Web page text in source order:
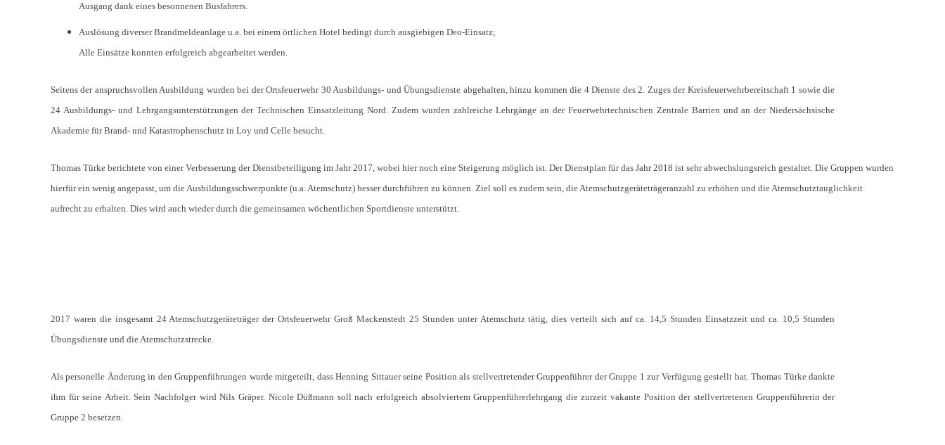
Ausgang dank eines besonnenen Busfahrers.
Auslösung diverser Brandmeldeanlage u.a. bei einem örtlichen Hotel bedingt durch ausgiebigen Deo-Einsatz;
Alle Einsätze konnten erfolgreich abgearbeitet werden.
Seitens der anspruchsvollen Ausbildung wurden bei der Ortsfeuerwehr 30 Ausbildungs- und Übungsdienste abgehalten, hinzu kommen die 4 Dienste des 2. Zuges der Kreisfeuerwehrbereitschaft 1 sowie die
24 Ausbildungs- und Lehrgangsunterstützungen der Technischen Einsatzleitung Nord. Zudem wurden zahlreiche Lehrgänge an der Feuerwehrtechnischen Zentrale Barrien und an der Niedersächsische
Akademie für Brand- und Katastrophenschutz in Loy und Celle besucht.
Thomas Türke berichtete von einer Verbesserung der Dienstbeteiligung im Jahr 2017, wobei hier noch eine Steigerung möglich ist. Der Dienstplan für das Jahr 2018 ist sehr abwechslungsreich gestaltet. Die Gruppen wurden
hierfür ein wenig angepasst, um die Ausbildungsschwerpunkte (u.a. Atemschutz) besser durchführen zu können. Ziel soll es zudem sein, die Atemschutzgeräteträgeranzahl zu erhöhen und die Atemschutztauglichkeit
aufrecht zu erhalten. Dies wird auch wieder durch die gemeinsamen wöchentlichen Sportdienste unterstützt.
2017 waren die insgesamt 24 Atemschutzgeräteträger der Ortsfeuerwehr Groß Mackenstedt 25 Stunden unter Atemschutz tätig, dies verteilt sich auf ca. 14,5 Stunden Einsatzzeit und ca. 10,5 Stunden
Übungsdienste und die Atemschutzstrecke.
Als personelle Änderung in den Gruppenführungen wurde mitgeteilt, dass Henning Sittauer seine Position als stellvertretender Gruppenführer der Gruppe 1 zur Verfügung gestellt hat. Thomas Türke dankte
ihm für seine Arbeit. Sein Nachfolger wird Nils Gräper. Nicole Düßmann soll nach erfolgreich absolviertem Gruppenführerlehrgang die zurzeit vakante Position der stellvertretenen Gruppenführerin der
Gruppe 2 besetzen.